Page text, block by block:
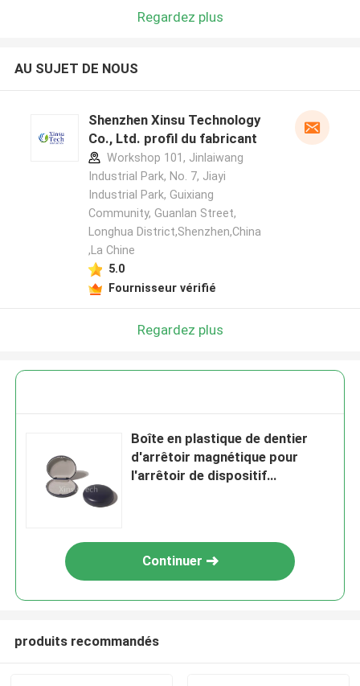
Regardez plus
AU SUJET DE NOUS
Shenzhen Xinsu Technology
Co., Ltd. profil du fabricant
Workshop 101, Jinlaiwang
Industrial Park, No. 7, Jiayi
Industrial Park, Guixiang
Community, Guanlan Street,
Longhua District,Shenzhen,China
,La Chine
5.0
Fournisseur vérifié
Regardez plus
Boîte en plastique de dentier
d'arrêtoir magnétique pour
l'arrêtoir de dispositif
Continuer
produits recommandés